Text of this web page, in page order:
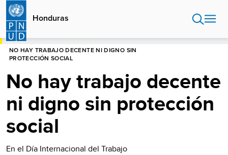
Pasar
contenido
principal
Honduras
HOME
NO HAY TRABAJO DECENTE NI DIGNO SIN
PROTECCIÓN SOCIAL
No hay trabajo decente
ni digno sin protección
social
En el Día Internacional del Trabajo